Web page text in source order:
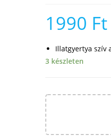
1990 Ft
Illatgyertya szív
3 készleten